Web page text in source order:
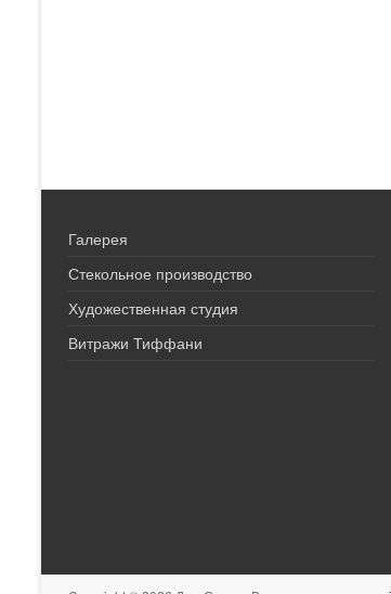
Галерея
Стекольное производство
Художественная студия
Витражи Тиффани